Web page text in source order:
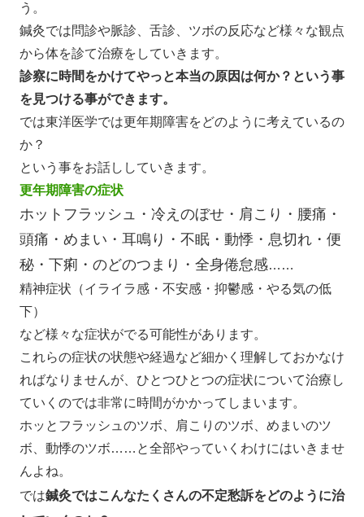
う。
鍼灸では問診や脈診、舌診、ツボの反応など様々な観点
から体を診て治療をしていきます。
診察に時間をかけてやっと本当の原因は何か？という事
を見つける事ができます。
では東洋医学では更年期障害をどのように考えているの
か？
という事をお話ししていきます。
更年期障害の症状
ホットフラッシュ・冷えのぼせ・肩こり・腰痛・
頭痛・めまい ・耳鳴り・不眠・ 動悸・息切れ・便
秘・下痢・のどのつまり・全身倦怠感……
精神症状（イライラ感・不安感・抑鬱感・やる気の低
下）
など様々な症状がでる可能性があります。
これらの症状の状態や経過など細かく理解しておかなけ
ればなりませんが、ひとつひとつの症状について治療し
ていくのでは非常に時間がかかってしまいます。
ホッとフラッシュのツボ、肩こりのツボ、めまいのツ
ボ、動悸のツボ……と全部やっていくわけにはいきませ
んよね。
では鍼灸ではこんなたくさんの不定愁訴をどのように治